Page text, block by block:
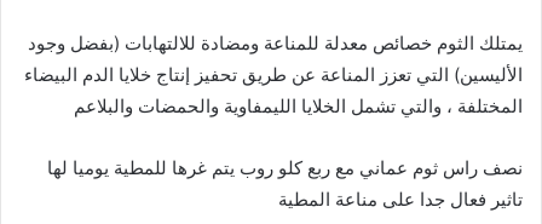
يمتلك الثوم خصائص معدلة للمناعة ومضادة للالتهابات (بفضل وجود
الأليسين) التي تعزز المناعة عن طريق تحفيز إنتاج خلايا الدم البيضاء
المختلفة ، والتي تشمل الخلايا الليمفاوية والحمضات والبلاعم
نصف راس ثوم عماني مع ربع كلو روب يتم غرها للمطية يوميا لها
تاثير فعال جدا على مناعة المطية